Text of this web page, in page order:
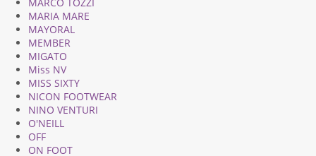
MARIA MARE
MAYORAL
MEMBER
MIGATO
Miss NV
MISS SIXTY
NICON FOOTWEAR
NINO VENTURI
O'NEILL
OFF
ON FOOT